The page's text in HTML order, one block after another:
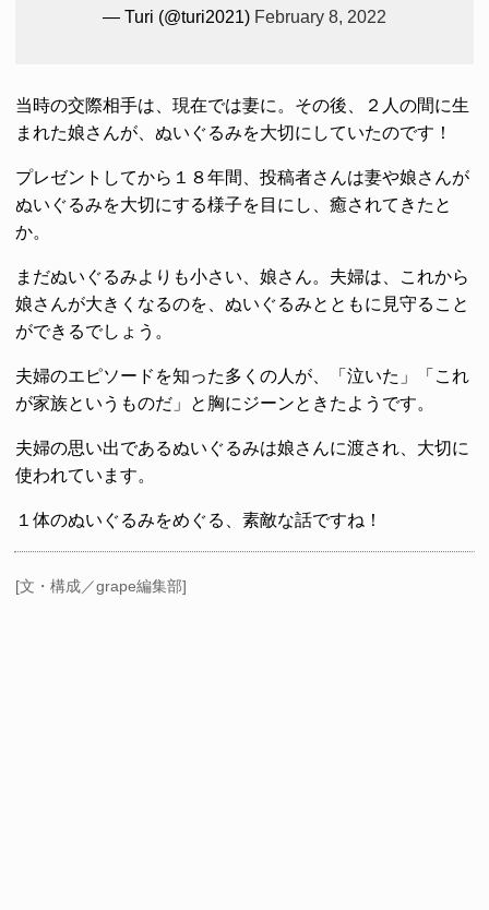
— Turi (@turi2021) February 8, 2022
当時の交際相手は、現在では妻に。その後、２人の間に生
まれた娘さんが、ぬいぐるみを大切にしていたのです！
プレゼントしてから１８年間、投稿者さんは妻や娘さんが
ぬいぐるみを大切にする様子を目にし、癒されてきたと
か。
まだぬいぐるみよりも小さい、娘さん。夫婦は、これから
娘さんが大きくなるのを、ぬいぐるみとともに見守ること
ができるでしょう。
夫婦のエピソードを知った多くの人が、「泣いた」「これ
が家族というものだ」と胸にジーンときたようです。
夫婦の思い出であるぬいぐるみは娘さんに渡され、大切に
使われています。
１体のぬいぐるみをめぐる、素敵な話ですね！
[文・構成／grape編集部]